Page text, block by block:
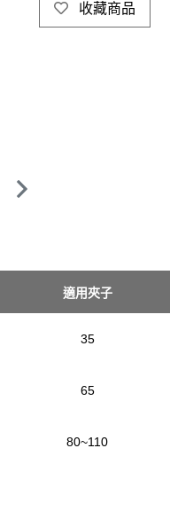
收藏商品
適用夾子
35
65
80~110